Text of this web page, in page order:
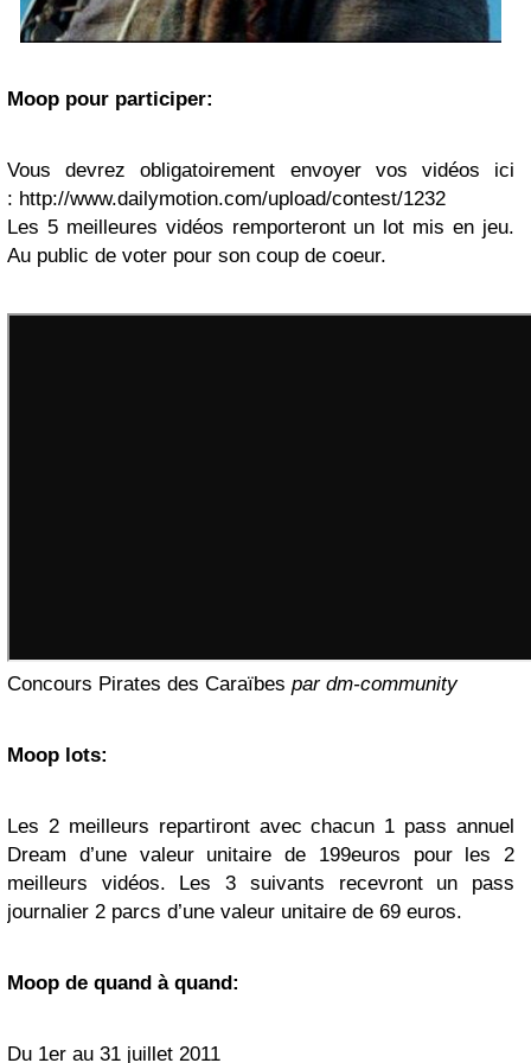
Moop pour participer:
Vous devrez obligatoirement envoyer vos vidéos ici
: http://www.dailymotion.com/upload/contest/1232
Les 5 meilleures vidéos remporteront un lot mis en jeu.
Au public de voter pour son coup de coeur.
Concours Pirates des Caraïbes par dm-community
Moop lots:
Les 2 meilleurs repartiront avec chacun 1 pass annuel
Dream d’une valeur unitaire de 199euros pour les 2
meilleurs vidéos. Les 3 suivants recevront un pass
journalier 2 parcs d’une valeur unitaire de 69 euros.
Moop de quand à quand:
Du 1er au 31 juillet 2011